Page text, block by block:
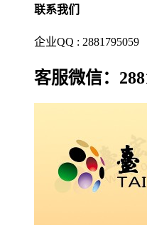
联系我们
企业QQ : 2881795059
客服微信：